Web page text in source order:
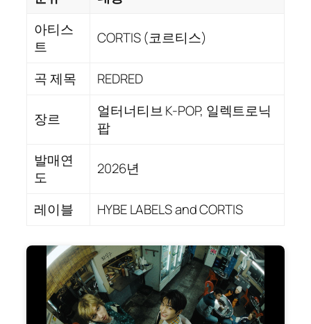
아티스
트
CORTIS (코르티스)
곡 제목 REDRED
장르
얼터너티브 K-POP, 일렉트로닉
팝
발매연
도
2026년
레이블 HYBE LABELS and CORTIS